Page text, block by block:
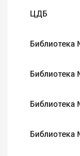
ЦДБ
Библиотека
Библиотека
Библиотека
Библиотека